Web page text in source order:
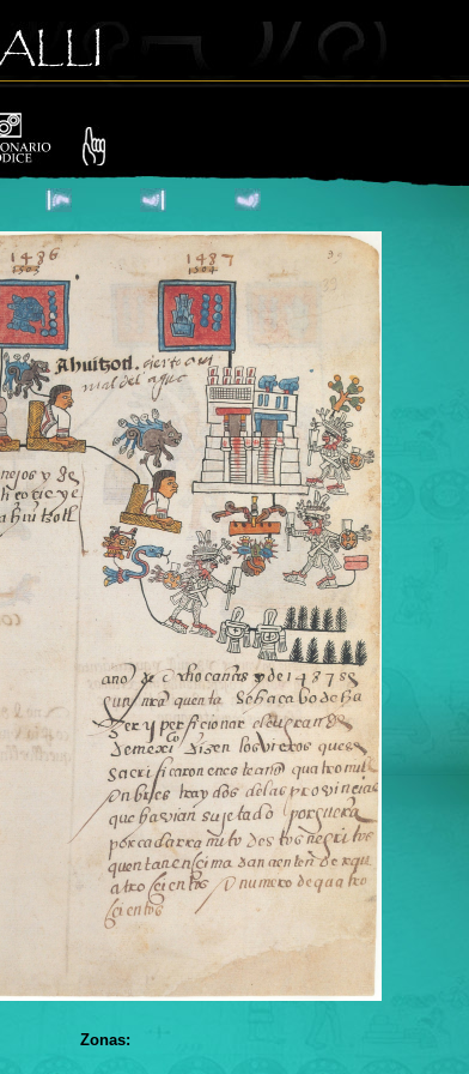
Zonas: